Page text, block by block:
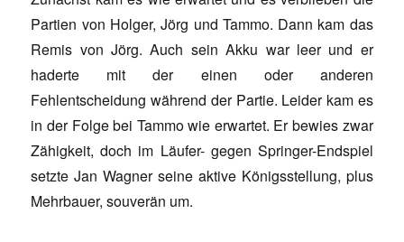
Partien von Holger, Jörg und Tammo. Dann kam das
Remis von Jörg. Auch sein Akku war leer und er
haderte mit der einen oder anderen
Fehlentscheidung während der Partie. Leider kam es
in der Folge bei Tammo wie erwartet. Er bewies zwar
Zähigkeit, doch im Läufer- gegen Springer-Endspiel
setzte Jan Wagner seine aktive Königsstellung, plus
Mehrbauer, souverän um.